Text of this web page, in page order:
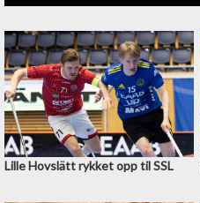
Lille Hovslätt rykket opp til SSL